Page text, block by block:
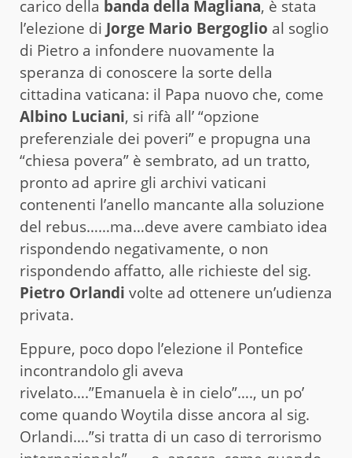
carico della banda della Magliana, è stata
l’elezione di Jorge Mario Bergoglio al soglio
di Pietro a infondere nuovamente la
speranza di conoscere la sorte della
cittadina vaticana: il Papa nuovo che, come
Albino Luciani, si rifà all’ “opzione
preferenziale dei poveri” e propugna una
“chiesa povera” è sembrato, ad un tratto,
pronto ad aprire gli archivi vaticani
contenenti l’anello mancante alla soluzione
del rebus……ma…deve avere cambiato idea
rispondendo negativamente, o non
rispondendo affatto, alle richieste del sig.
Pietro Orlandi volte ad ottenere un’udienza
privata.
Eppure, poco dopo l’elezione il Pontefice
incontrandolo gli aveva
rivelato….”Emanuela è in cielo”…., un po’
come quando Woytila disse ancora al sig.
Orlandi….”si tratta di un caso di terrorismo